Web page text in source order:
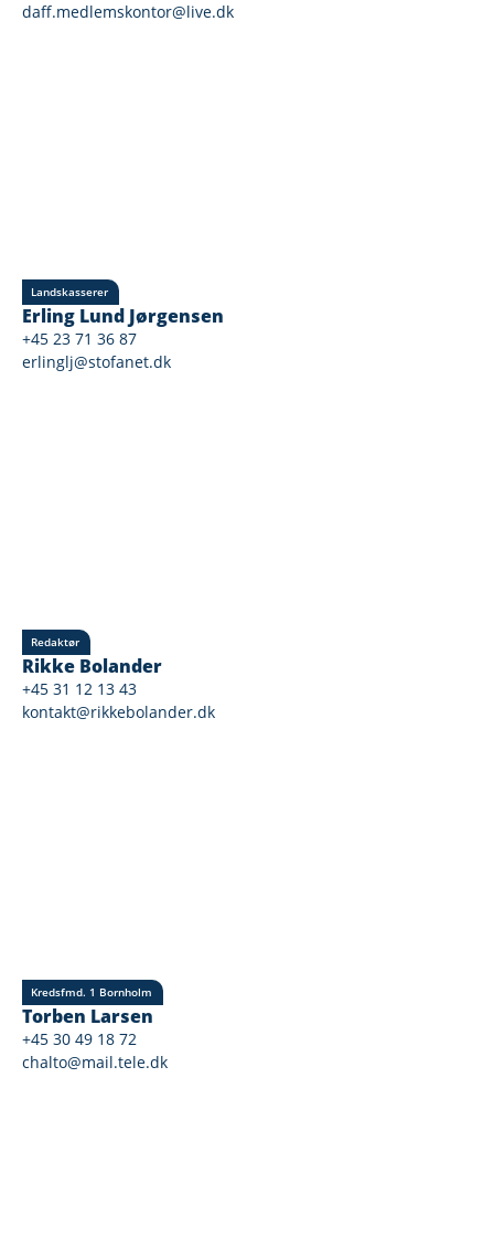
daff.medlemskontor@live.dk
Landskasserer
Erling Lund Jørgensen
+45 23 71 36 87
erlinglj@stofanet.dk
Redaktør
Rikke Bolander
+45 31 12 13 43
kontakt@rikkebolander.dk
Kredsfmd. 1 Bornholm
Torben Larsen
+45 30 49 18 72
chalto@mail.tele.dk